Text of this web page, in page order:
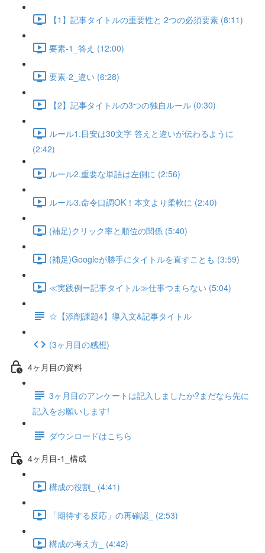
【1】記事タイトルの重要性と 2つの必須要素 (8:11)
要素-1_答え (12:00)
要素-2_違い (6:28)
【2】記事タイトルの3つの独自ルール (0:30)
ルール1.目安は30文字 答えと違いが伝わるように
(2:42)
ルール2.重要な単語は左側に (2:56)
ルール3.命令口調OK！本文より柔軟に (2:40)
(補足)クリック率と順位の関係 (5:40)
(補足)Googleが勝手にタイトルを直すことも (3:59)
≪実践例ー記事タイトル≫仕事つまらない (5:04)
☆【添削課題4】導入文&記事タイトル
(3ヶ月目の感想)
4ヶ月目の資料
3ヶ月目のアンケートは記入しましたか?まだなら先に
記入をお願いします!
ダウンロードはこちら
4ヶ月目-1_構成
構成の役割_ (4:41)
「期待する反応」の再確認_ (2:53)
構成の考え方_ (4:42)